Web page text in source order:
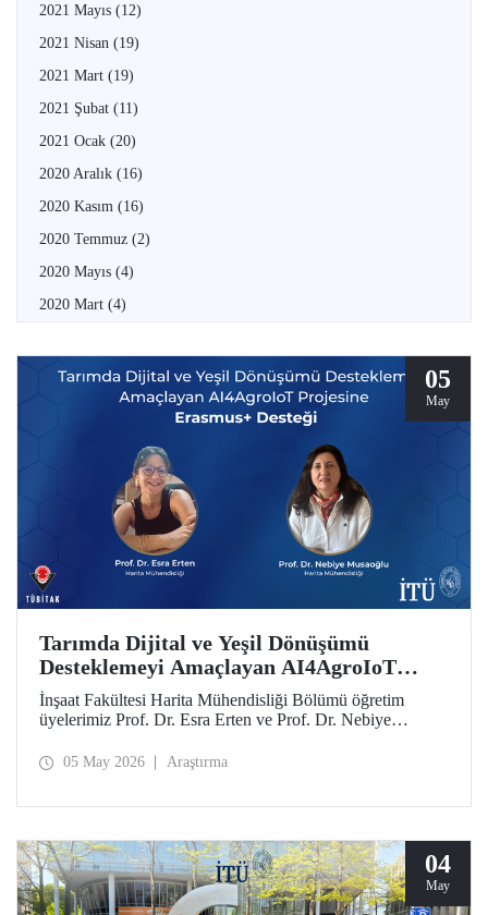
2021 Mayıs (12)
2021 Nisan (19)
2021 Mart (19)
2021 Şubat (11)
2021 Ocak (20)
2020 Aralık (16)
2020 Kasım (16)
2020 Temmuz (2)
2020 Mayıs (4)
2020 Mart (4)
05
May
Tarımda Dijital ve Yeşil Dönüşümü
Desteklemeyi Amaçlayan AI4AgroIoT
Projesine Erasmus+ Desteği
İnşaat Fakültesi Harita Mühendisliği Bölümü öğretim
üyelerimiz Prof. Dr. Esra Erten ve Prof. Dr. Nebiye
Precision Agriculture) Projesi, Avrupa Birliği Erasmus+
05 May 2026 Araştırma
04
May